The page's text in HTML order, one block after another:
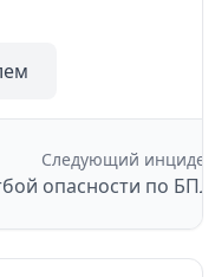
Следующий
опасности по